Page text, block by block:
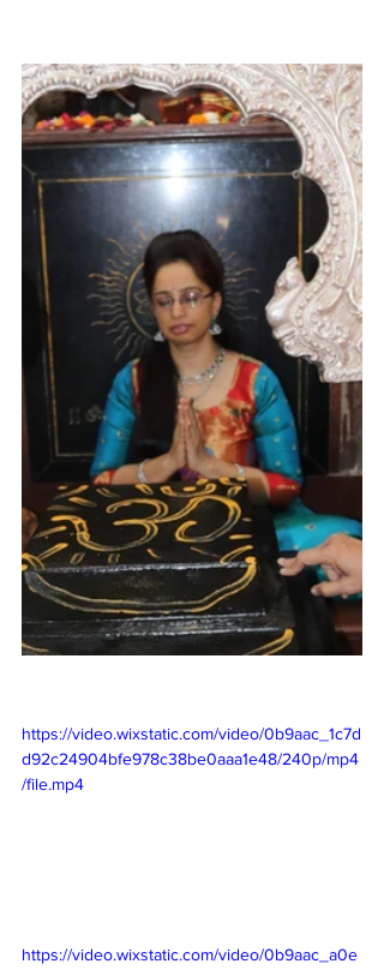
https://video.wixstatic.com/video/0b9aac_1c7d
d92c24904bfe978c38be0aaa1e48/240p/mp4
/file.mp4
https://video.wixstatic.com/video/0b9aac_a0e